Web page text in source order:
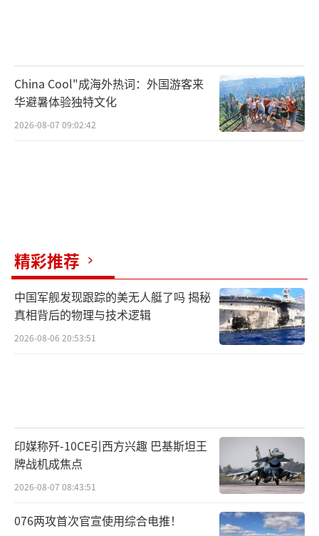
China Cool"成海外热词：外国游客来
华避暑体验独特文化
2026-08-07 09:02:42
精彩推荐
中国军舰发现跟踪的美无人艇了吗 揭秘
真相背后的物理与技术逻辑
2026-08-06 20:53:51
印媒称歼-10CE引西方兴趣 巴基斯坦王
牌战机成焦点
2026-08-07 08:43:51
076两攻首次官宣使用综合电推！